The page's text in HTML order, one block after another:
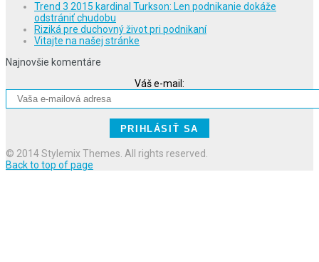
Trend 3 2015 kardinal Turkson: Len podnikanie dokáže
odstrániť chudobu
Riziká pre duchovný život pri podnikaní
Vitajte na našej stránke
Najnovšie komentáre
Váš e-mail:
© 2014 Stylemix Themes. All rights reserved.
Back to top of page